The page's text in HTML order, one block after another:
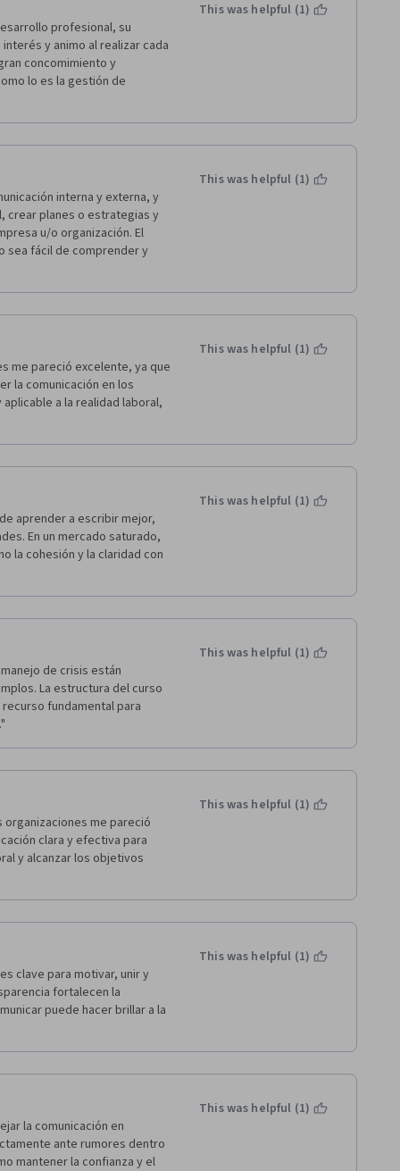
profesional, su
y animo al realizar cada
concomimiento y
lo es la gestión de
This was helpful (1)
interna y externa, y
crear planes o estrategias y
u/o organización. El
sea fácil de comprender y
This was helpful (1)
me pareció excelente, ya que
la comunicación en los
a la realidad laboral,
This was helpful (1)
aprender a escribir mejor,
En un mercado saturado,
la cohesión y la claridad con
This was helpful (1)
de crisis están
La estructura del curso
fundamental para
This was helpful (1)
organizaciones me pareció
clara y efectiva para
y alcanzar los objetivos
This was helpful (1)
clave para motivar, unir y
fortalecen la
puede hacer brillar a la
This was helpful (1)
la comunicación en
ante rumores dentro
mantener la confianza y el
This was helpful (1)